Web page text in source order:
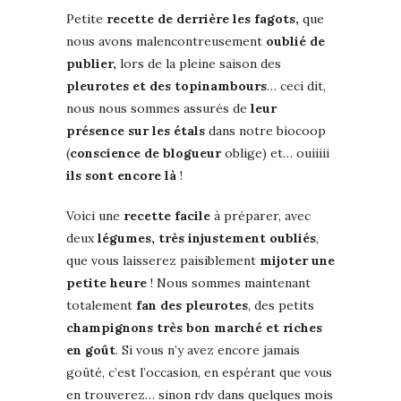
Petite recette de derrière les fagots, que
nous avons malencontreusement oublié de
publier, lors de la pleine saison des
pleurotes et des topinambours… ceci dit,
nous nous sommes assurés de leur
présence sur les étals dans notre biocoop
(conscience de blogueuroblige) et… ouiiiii
ils sont encore là !
Voici une recette facile à préparer, avec
deuxlégumes, très injustement oubliés,
que vous laisserez paisiblement mijoter une
petite heure ! Nous sommes maintenant
totalement fan des pleurotes, des petits
champignons très bon marché et riches
en goût. Si vous n’y avez encore jamais
goûté, c’est l’occasion, en espérant que vous
en trouverez… sinon rdv dans quelques mois